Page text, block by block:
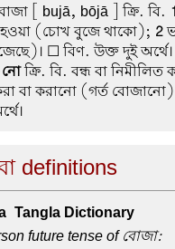
[ bujā, bōjā ] ক্রি. বি. 1
হওয়া (চোখ বুজে থাকো); 2
☐ বিণ. উক্ত দুই
নোক্রি. বি. বন্ধ বা নিমীলিত
বা করানো (গর্ত
definitions
Tangla Dictionary
future tense of বোজা: